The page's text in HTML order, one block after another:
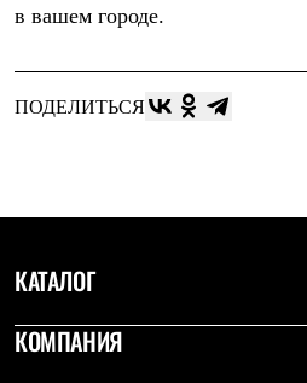
в вашем городе.
ПОДЕЛИТЬСЯ
КАТАЛОГ
КОМПАНИЯ